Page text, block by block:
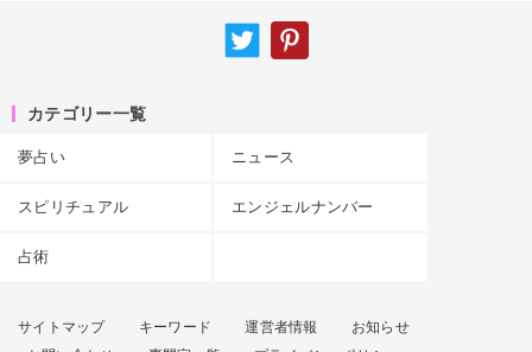
カテゴリー一覧
夢占い ニュース
スピリチュアル エンジェルナンバー
占術
サイトマップ キーワード 運営者情報
お知らせ